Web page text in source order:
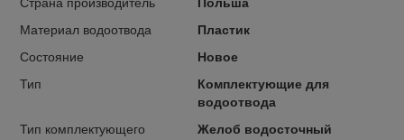
Материал водоотвода
Пластик
Состояние
Новое
Тип
Комплектующие для
водоотвода
Тип комплектующего
Желоб водосточный